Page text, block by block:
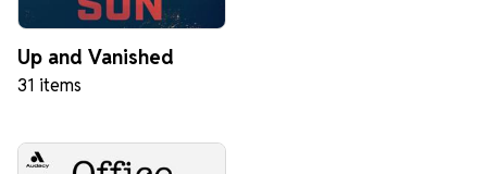
Up and Vanished
31 items